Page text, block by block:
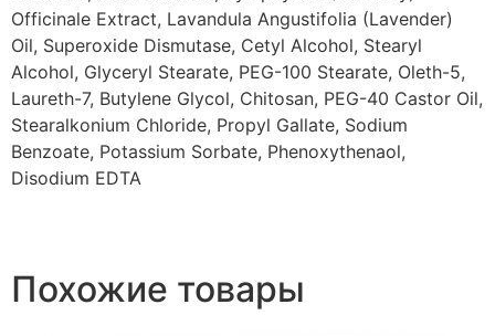
Officinale Extract, Lavandula Angustifolia (Lavender)
Oil, Superoxide Dismutase, Cetyl Alcohol, Stearyl
Alcohol, Glyceryl Stearate, PEG-100 Stearate, Oleth-5,
Laureth-7, Butylene Glycol, Chitosan, PEG-40 Castor Oil,
Stearalkonium Chloride, Propyl Gallate, Sodium
Benzoate, Potassium Sorbate, Phenoxythenaol,
Disodium EDTA
Похожие товары